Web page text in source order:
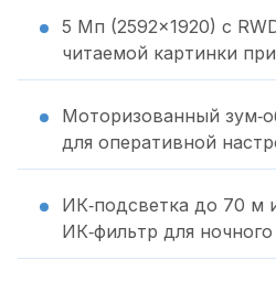
5 Мп (2592×1920) с
читаемой картинки
Моторизованный
для оперативной
ИК‑подсветка до 70 м
ИК‑фильтр для